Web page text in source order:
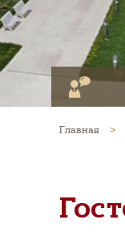
Главная >